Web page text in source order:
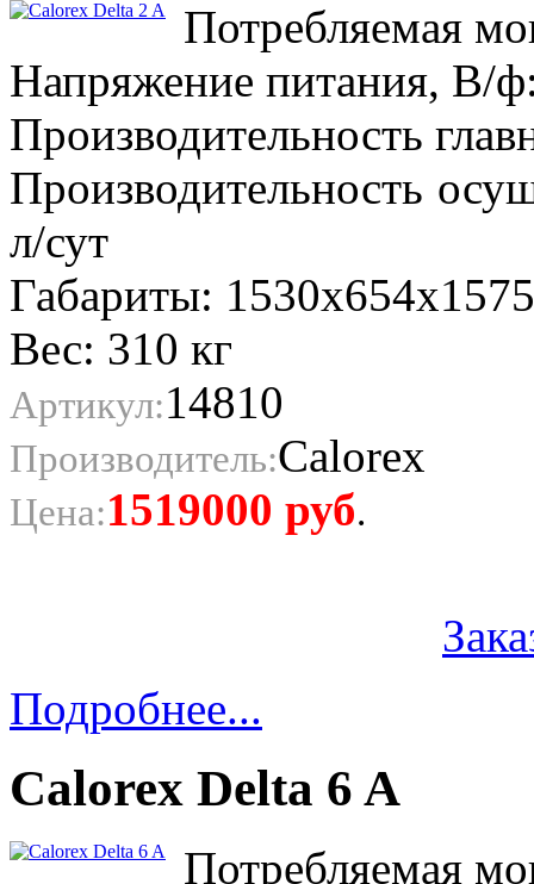
Потребляемая
Напряжение питания, В/
Производительность
Производительность
л/сут
Габариты:
Вес: 310 кг
Артикул:14810
Производитель:Calorex
Цена:1519000 руб.
Подробнее...
Calorex Delta 6 A
Потребляемая